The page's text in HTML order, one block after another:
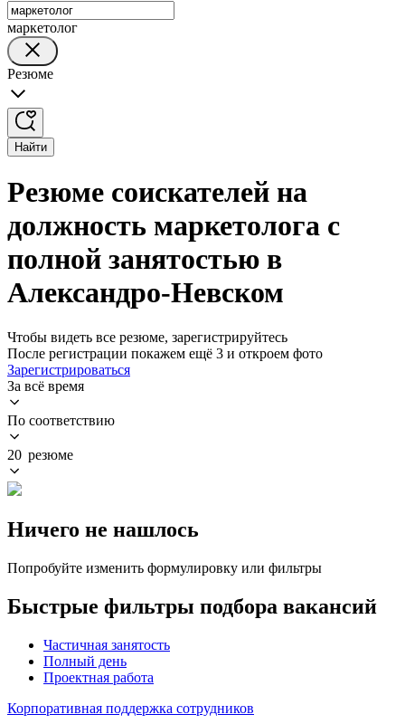
маркетолог
Резюме
Найти
Резюме соискателей на
должность маркетолога с
полной занятостью в
Александро-Невском
Чтобы видеть все резюме, зарегистрируйтесь
После регистрации покажем ещё 3 и откроем фото
Зарегистрироваться
За всё время
По соответствию
20 резюме
Ничего не нашлось
Попробуйте изменить формулировку или фильтры
Быстрые фильтры подбора вакансий
Частичная занятость
Полный день
Проектная работа
Корпоративная поддержка сотрудников